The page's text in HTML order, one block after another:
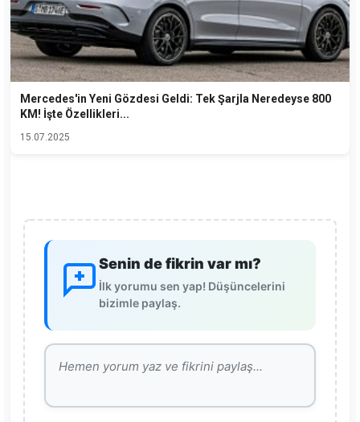
Mercedes'in Yeni Gözdesi Geldi: Tek Şarjla Neredeyse 800
KM! İşte Özellikleri...
15.07.2025
Senin de fikrin var mı?
İlk yorumu sen yap! Düşüncelerini
bizimle paylaş.